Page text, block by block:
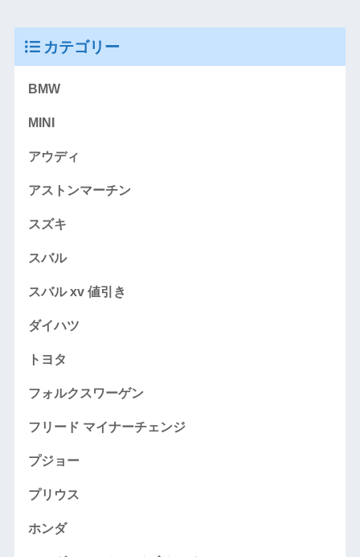
カテゴリー
BMW
MINI
アウディ
アストンマーチン
スズキ
スバル
スバル xv 値引き
ダイハツ
トヨタ
フォルクスワーゲン
フリード マイナーチェンジ
プジョー
プリウス
ホンダ